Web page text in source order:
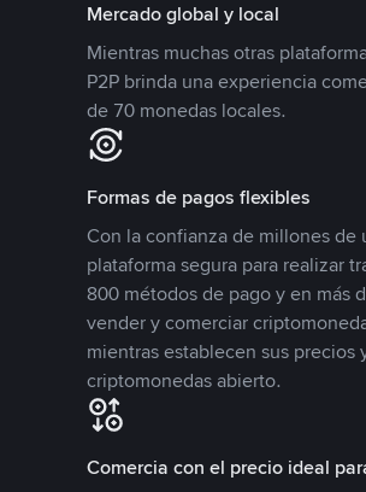
Mercado global y local
Mientras muchas otras
P2P brinda una experiencia
de 70 monedas locales.
Formas de pagos flexibles
Con la confianza de millones de
plataforma segura para realizar
800 métodos de pago y en más
vender y comerciar
mientras establecen sus
criptomonedas abierto.
Comercia con el precio ideal